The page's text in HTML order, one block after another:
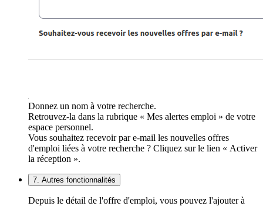
Donnez un nom à votre recherche.
Retrouvez-la dans la rubrique « Mes alertes emploi » de votre
espace personnel.
Vous souhaitez recevoir par e-mail les nouvelles offres
d'emploi liées à votre recherche ? Cliquez sur le lien « Activer
la réception ».
7. Autres fonctionnalités
Depuis le détail de l'offre d'emploi, vous pouvez l'ajouter à